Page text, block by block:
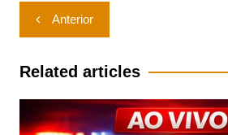
Navegação
de
Post
Anterior
Related articles